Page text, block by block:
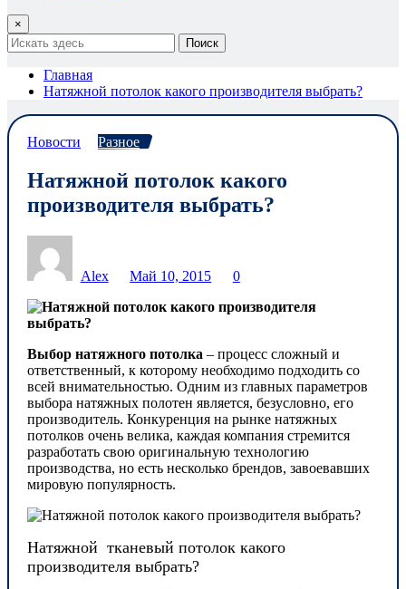
×
Поиск
Главная
Натяжной потолок какого производителя выбрать?
Новости Разное
Натяжной потолок какого
производителя выбрать?
Alex Май 10, 2015 0
Выбор натяжного потолка – процесс сложный и
ответственный, к которому необходимо подходить со
всей внимательностью. Одним из главных параметров
выбора натяжных полотен является, безусловно, его
производитель. Конкуренция на рынке натяжных
потолков очень велика, каждая компания стремится
разработать свою оригинальную технологию
производства, но есть несколько брендов, завоевавших
мировую популярность.
Натяжной тканевый потолок какого
производителя выбрать?